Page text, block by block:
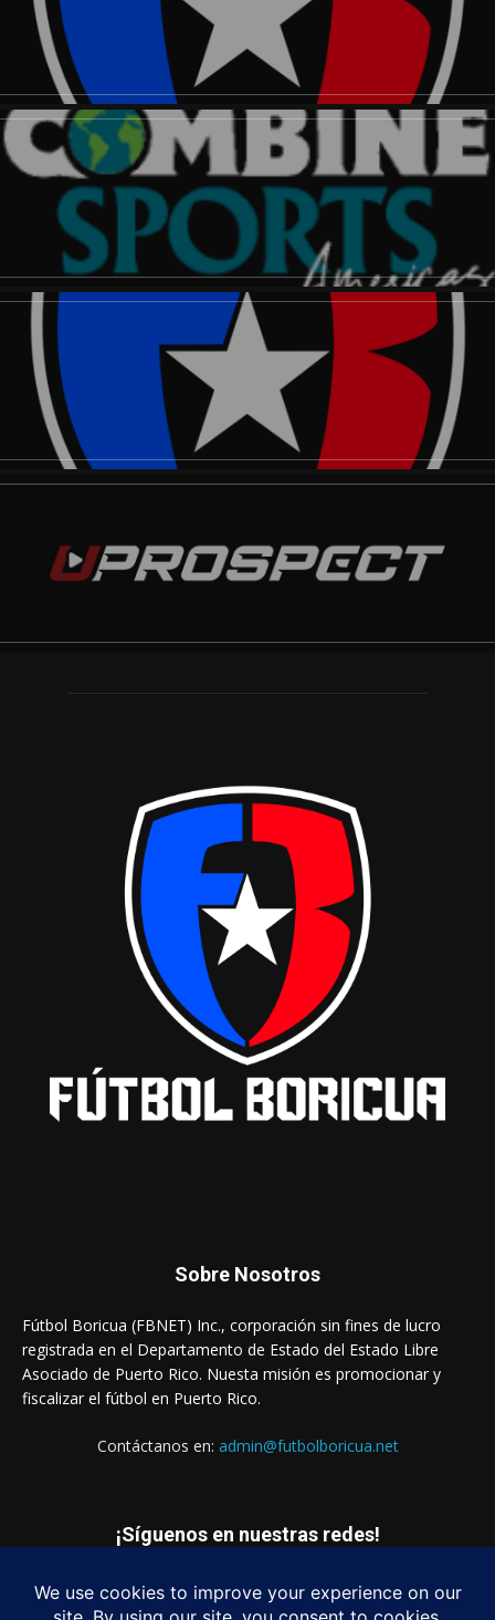
Sobre Nosotros
Fútbol Boricua (FBNET) Inc., corporación sin fines de lucro
registrada en el Departamento de Estado del Estado Libre
Asociado de Puerto Rico. Nuesta misión es promocionar y
fiscalizar el fútbol en Puerto Rico.
Contáctanos en: admin@futbolboricua.net
¡Síguenos en nuestras redes!